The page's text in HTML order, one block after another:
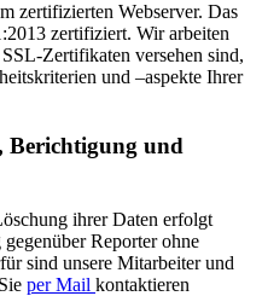
zertifizierten Webserver. Das
zertifiziert. Wir arbeiten
Zertifikaten versehen sind,
und –aspekte Ihrer
Berichtigung und
ihrer Daten erfolgt
Reporter ohne
sind unsere Mitarbeiter und
per Mail kontaktieren